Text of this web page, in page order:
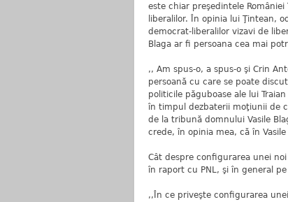
este chiar preşedintele
liberalilor. În opinia lui Ţintean,
democrat-liberalilor vizavi de
Blaga ar fi persoana cea mai
,, Am spus-o, a spus-o şi Crin
persoană cu care se poate
politicile păguboase ale lui
în timpul dezbaterii moţiunii de
de la tribună domnului Vasile
crede, în opinia mea, că în
Cât despre configurarea unei
în raport cu PNL, şi în general
,,În ce priveşte configurarea